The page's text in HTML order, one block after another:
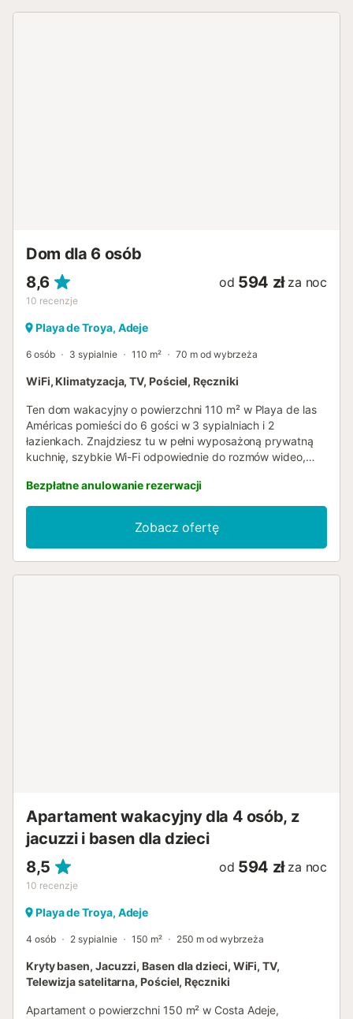
Dom dla 6 osób
8,6
10 recenzje
od 594 zł za noc
Playa de Troya, Adeje
6 osób 3 sypialnie 110 m² 70 m od wybrzeża
WiFi, Klimatyzacja, TV, Pościel, Ręczniki
Ten dom wakacyjny o powierzchni 110 m² w Playa de las
Américas pomieści do 6 gości w 3 sypialniach i 2
łazienkach. Znajdziesz tu w pełni wyposażoną prywatną
kuchnię, szybkie Wi-Fi odpowiednie do rozmów wideo,
wentylator, pralkę oraz dedykowane miejsce do pracy.
Obiekt posiada dostęp bez progów oraz wnętrze bez
progów, a prywatna winda zabierze Cię na 2. piętro.
Wyjdź na zewnątrz i ciesz się prywatnym zadaszonym
tarasem, idealnym do relaksu, pozostając blisko plaży i
Bezpłatne anulowanie rezerwacji
Zobacz ofertę
Apartament wakacyjny dla 4 osób, z
jacuzzi i basen dla dzieci
8,5
10 recenzje
od 594 zł za noc
Playa de Troya, Adeje
4 osób 2 sypialnie 150 m² 250 m od wybrzeża
Kryty basen, Jacuzzi, Basen dla dzieci, WiFi, TV,
Telewizja satelitarna, Pościel, Ręczniki
Apartament o powierzchni 150 m² w Costa Adeje,